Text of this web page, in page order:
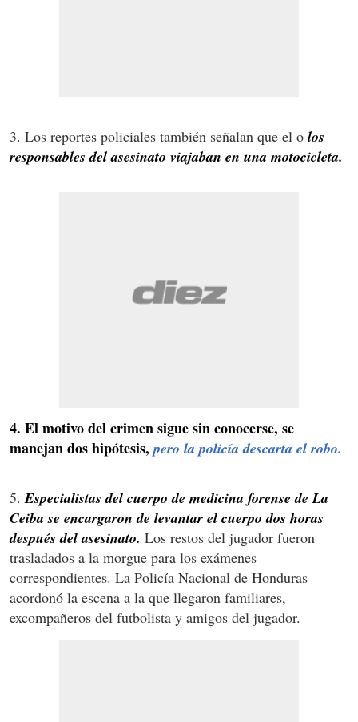
3. Los reportes policiales también señalan que el o los
responsables del asesinato viajaban en una motocicleta.
4. El motivo del crimen sigue sin conocerse, se
manejan dos hipótesis,pero la policía descarta el robo.
5.Especialistas del cuerpo de medicina forense de La
Ceiba se encargaron de levantar el cuerpo dos horas
después del asesinato. Los restos del jugador fueron
trasladados a la morgue para los exámenes
correspondientes. La Policía Nacional de Honduras
acordonó la escena a la que llegaron familiares,
excompañeros del futbolista y amigos del jugador.